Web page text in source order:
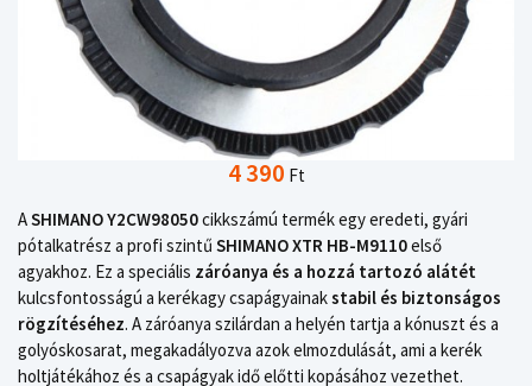
4 390 Ft
ASHIMANO Y2CW98050cikkszámú termék egy eredeti, gyári
pótalkatrész a profi szintű SHIMANO XTR HB-M9110első
agyakhoz. Ez a speciális záróanya és a hozzá tartozó alátét
kulcsfontosságú a kerékagy csapágyainakstabil és biztonságos
rögzítéséhez. A záróanya szilárdan a helyén tartja a kónuszt és a
golyóskosarat, megakadályozva azok elmozdulását, ami a kerék
holtjátékához és a csapágyak idő előtti kopásához vezethet.